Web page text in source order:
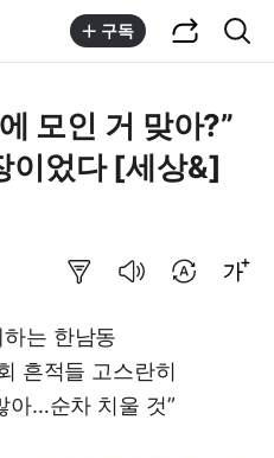
구독
모인 거 맞아?”
이었다 [세상&]
는 한남동
흔적들 고스란히
아…순차 치울 것”